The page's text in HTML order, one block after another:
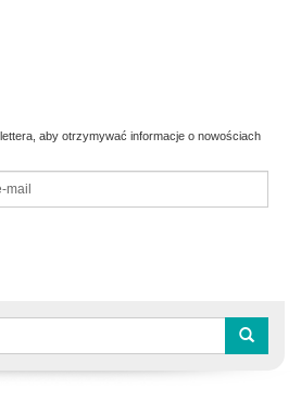
aby otrzymywać informacje o nowościach